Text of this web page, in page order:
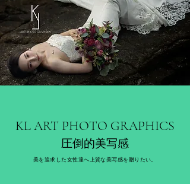
KL ART PHOTO GRAPHICS
圧倒的美写感
美を追求した女性達へ上質な美写感を贈りたい。